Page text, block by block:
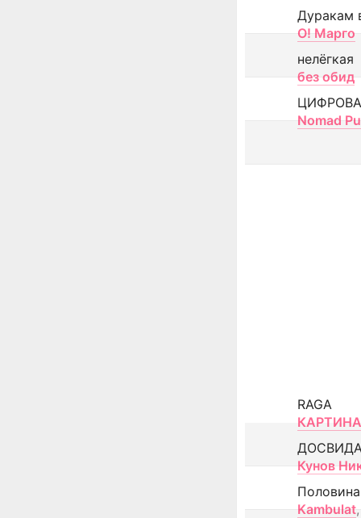
Дуракам
О! Марго
нелёгкая
без обид
Nomad
RAGA
Кунов
Половина
Kambulat,